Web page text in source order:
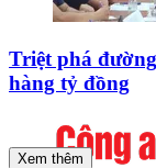
Triệt phá
hàng tỷ đồng
Xem thêm